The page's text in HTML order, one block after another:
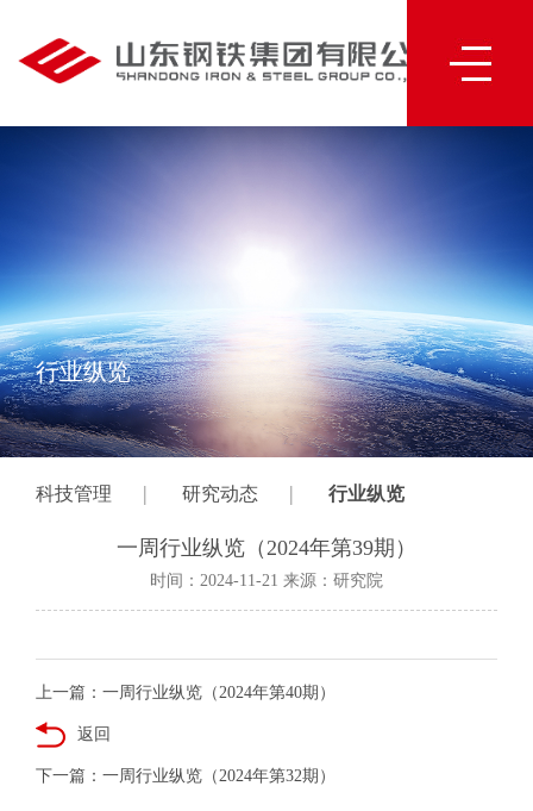
行业纵览
科技管理 | 研究动态 | 行业纵览
一周行业纵览（2024年第39期）
时间：2024-11-21 来源：研究院
上一篇：一周行业纵览（2024年第40期）
返回
下一篇：一周行业纵览（2024年第32期）